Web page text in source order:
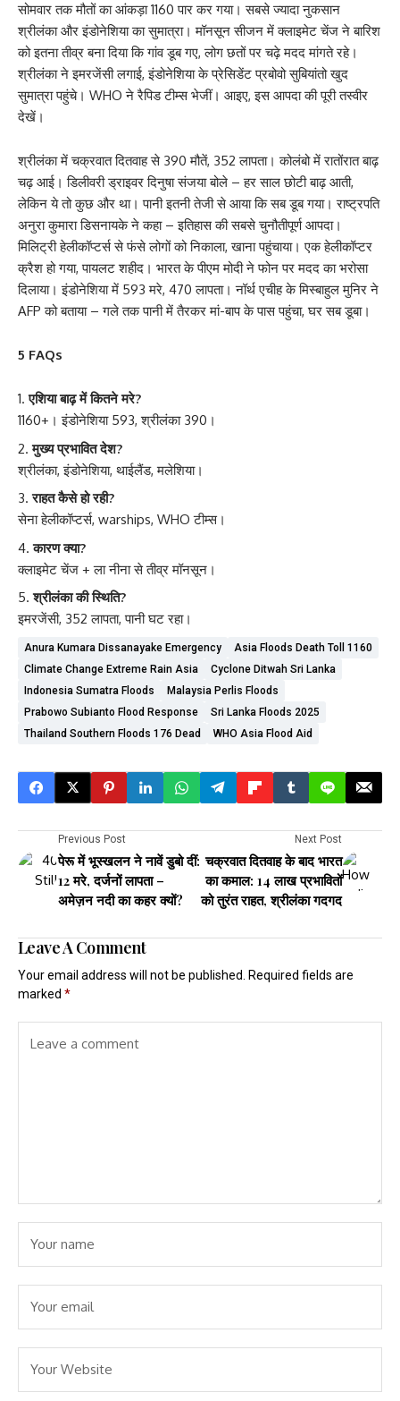
सोमवार तक मौतों का आंकड़ा 1160 पार कर गया। सबसे ज्यादा नुकसान
श्रीलंका और इंडोनेशिया का सुमात्रा। मॉनसून सीजन में क्लाइमेट चेंज ने बारिश
को इतना तीव्र बना दिया कि गांव डूब गए, लोग छतों पर चढ़े मदद मांगते रहे।
श्रीलंका ने इमरजेंसी लगाई, इंडोनेशिया के प्रेसिडेंट प्रबोवो सुबियांतो खुद
सुमात्रा पहुंचे। WHO ने रैपिड टीम्स भेजीं। आइए, इस आपदा की पूरी तस्वीर
देखें।
श्रीलंका में चक्रवात दितवाह से 390 मौतें, 352 लापता। कोलंबो में रातोंरात बाढ़
चढ़ आई। डिलीवरी ड्राइवर दिनुषा संजया बोले – हर साल छोटी बाढ़ आती,
लेकिन ये तो कुछ और था। पानी इतनी तेजी से आया कि सब डूब गया। राष्ट्रपति
अनुरा कुमारा डिसनायके ने कहा – इतिहास की सबसे चुनौतीपूर्ण आपदा।
मिलिट्री हेलीकॉप्टर्स से फंसे लोगों को निकाला, खाना पहुंचाया। एक हेलीकॉप्टर
क्रैश हो गया, पायलट शहीद। भारत के पीएम मोदी ने फोन पर मदद का भरोसा
दिलाया। इंडोनेशिया में 593 मरे, 470 लापता। नॉर्थ एचीह के मिस्बाहुल मुनिर ने
AFP को बताया – गले तक पानी में तैरकर मां-बाप के पास पहुंचा, घर सब डूबा।
5 FAQs
एशिया बाढ़ में कितने मरे?
1160+। इंडोनेशिया 593, श्रीलंका 390।
मुख्य प्रभावित देश?
श्रीलंका, इंडोनेशिया, थाईलैंड, मलेशिया।
राहत कैसे हो रही?
सेना हेलीकॉप्टर्स, warships, WHO टीम्स।
कारण क्या?
क्लाइमेट चेंज + ला नीना से तीव्र मॉनसून।
श्रीलंका की स्थिति?
इमरजेंसी, 352 लापता, पानी घट रहा।
Anura Kumara Dissanayake Emergency
Asia Floods Death Toll 1160
Climate Change Extreme Rain Asia
Cyclone Ditwah Sri Lanka
Indonesia Sumatra Floods
Malaysia Perlis Floods
Prabowo Subianto Flood Response
Sri Lanka Floods 2025
Thailand Southern Floods 176 Dead
WHO Asia Flood Aid
Previous Post
पेरू में भूस्खलन ने नावें डुबो दीं:
12 मरे, दर्जनों लापता –
अमेज़न नदी का कहर क्यों?
Next Post
चक्रवात दितवाह के बाद भारत
का कमाल: 14 लाख प्रभावितों
को तुरंत राहत, श्रीलंका गदगद
Leave A Comment
Your email address will not be published. Required fields are
marked *